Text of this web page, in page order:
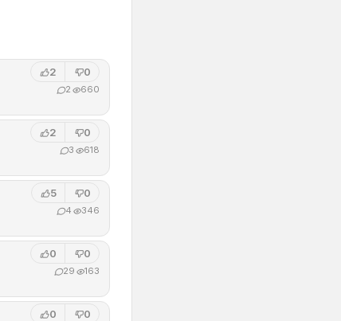
2 0
2 660
2 0
3 618
5 0
4 346
0 0
29 163
0 0